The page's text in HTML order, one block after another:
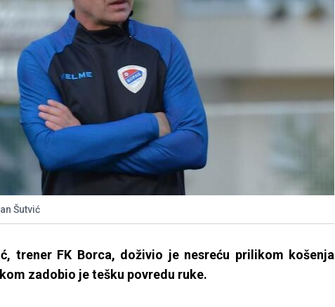
Šutvić
trener FK Borca, doživio je nesreću prilikom košenja
zadobio je tešku povredu ruke.